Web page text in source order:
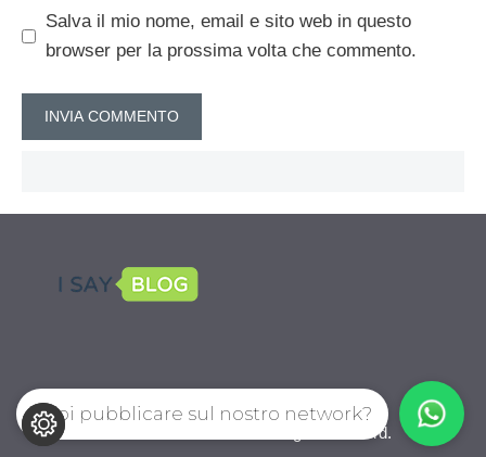
Salva il mio nome, email e sito web in questo
browser per la prossima volta che commento.
CalcioPro.com © 2026. All right reserverd.
Vuoi pubblicare sul nostro network?